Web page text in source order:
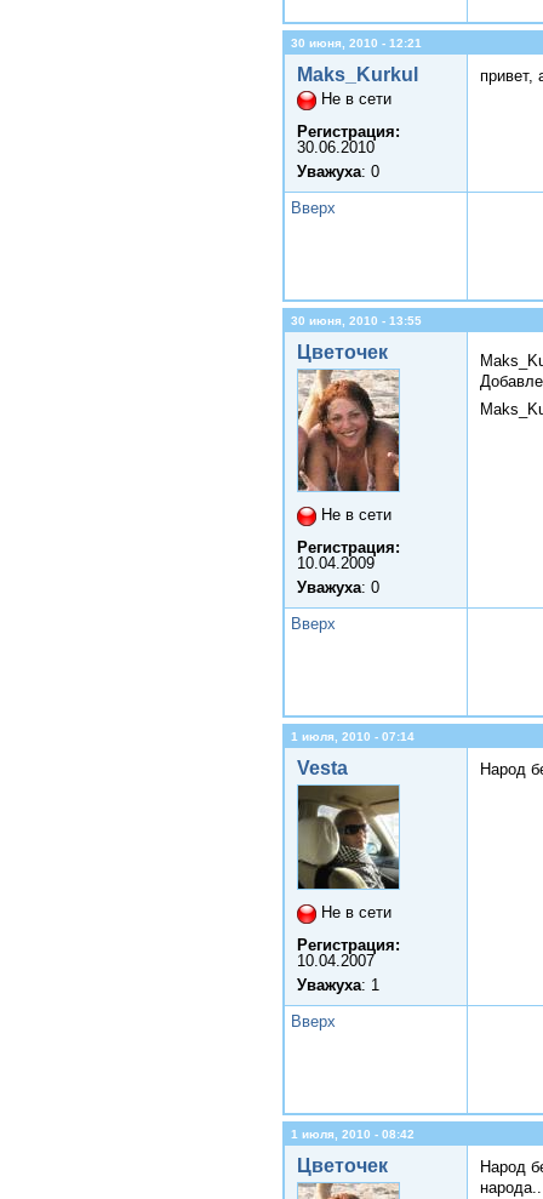
30 июня, 2010 - 12:21
Maks_Kurkul
Не в сети
Регистрация:
30.06.2010
Уважуха: 0
привет,
Вверх
30 июня, 2010 - 13:55
Цветочек
Не в сети
Регистрация:
10.04.2009
Уважуха: 0
Вверх
1 июля, 2010 - 07:14
Vesta
Не в сети
Регистрация:
10.04.2007
Уважуха: 1
Народ
Вверх
1 июля, 2010 - 08:42
Цветочек
Народ